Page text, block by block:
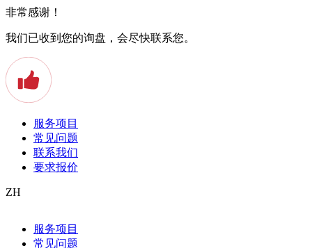
非常感谢！
我们已收到您的询盘，会尽快联系您。
服务项目
常见问题
联系我们
要求报价
ZH
服务项目
常见问题
Apostille
Arbeitszeugnis